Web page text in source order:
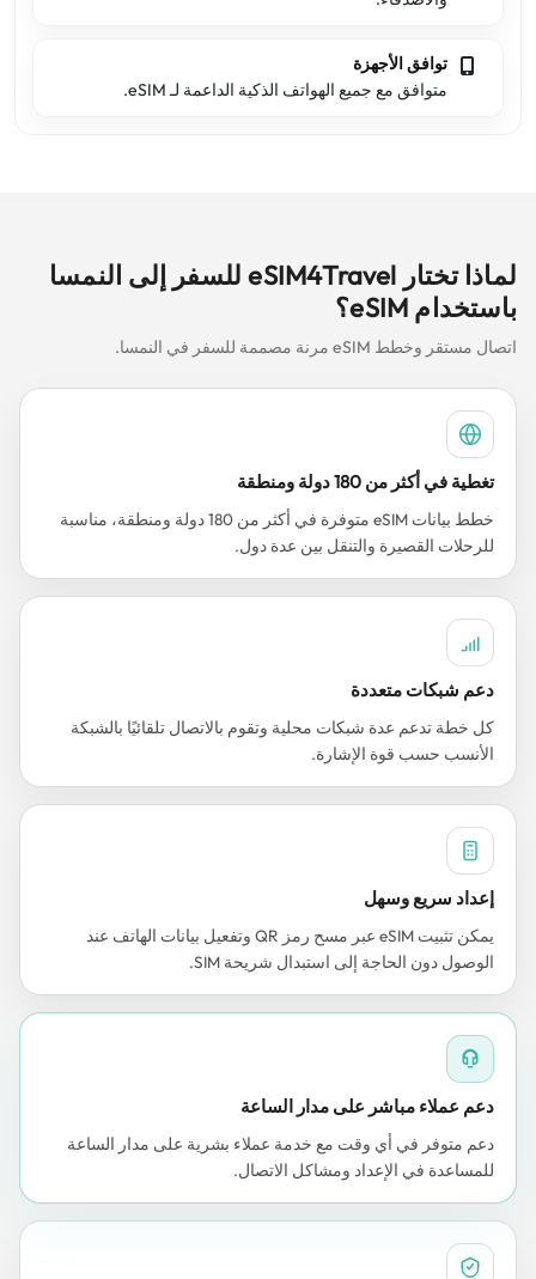
توافق الأجهزة
متوافق مع جميع الهواتف الذكية الداعمة لـ eSIM.
لماذا تختار eSIM4Travel للسفر إلى النمسا
باستخدام eSIM؟
اتصال مستقر وخطط eSIM مرنة مصممة للسفر في النمسا.
تغطية في أكثر من 180 دولة ومنطقة
خطط بيانات eSIM متوفرة في أكثر من 180 دولة ومنطقة، مناسبة
للرحلات القصيرة والتنقل بين عدة دول.
دعم شبكات متعددة
كل خطة تدعم عدة شبكات محلية وتقوم بالاتصال تلقائيًا بالشبكة
الأنسب حسب قوة الإشارة.
إعداد سريع وسهل
يمكن تثبيت eSIM عبر مسح رمز QR وتفعيل بيانات الهاتف عند
الوصول دون الحاجة إلى استبدال شريحة SIM.
دعم عملاء مباشر على مدار الساعة
دعم متوفر في أي وقت مع خدمة عملاء بشرية على مدار الساعة
للمساعدة في الإعداد ومشاكل الاتصال.